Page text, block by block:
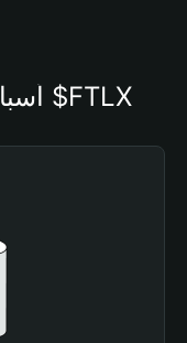
أسباب أهمية استخدام محفظة $FTLX